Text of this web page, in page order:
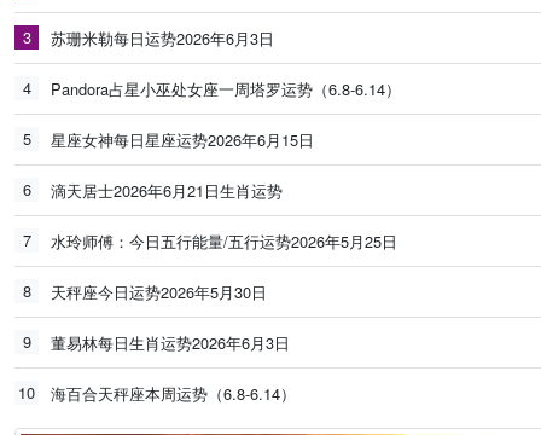
3 苏珊米勒每日运势2026年6月3日
4 Pandora占星小巫处女座一周塔罗运势（6.8-6.14）
5 星座女神每日星座运势2026年6月15日
6 滴天居士2026年6月21日生肖运势
7 水玲师傅：今日五行能量/五行运势2026年5月25日
8 天秤座今日运势2026年5月30日
9 董易林每日生肖运势2026年6月3日
10 海百合天秤座本周运势（6.8-6.14）